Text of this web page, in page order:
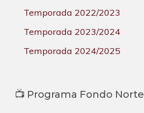
Temporada 2022/2023
Temporada 2023/2024
Temporada 2024/2025
📺 Programa Fondo Norte